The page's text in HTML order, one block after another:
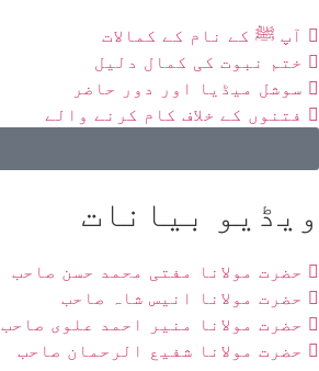
آپ ﷺ کے نام کے کمالات
ختم نبوت کی کمال دلیل
سوشل میڈیا اور دور حاضر
فتنوں کے خلاف کام کرنے والے
ویڈیو بیانات
حضرت مولانا مفتی محمد حسن صاحب
حضرت مولانا انیس شاہ صاحب
حضرت مولانا منیر احمد علوی صاحب
حضرت مولانا شفیع الرحمان صاحب